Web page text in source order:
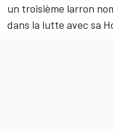
un troisième larron
dans la lutte avec sa